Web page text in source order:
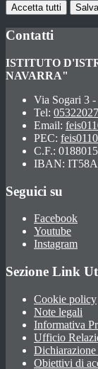
Accetta tutti
Contatti
ISTITUTO
NAVARRA"
Via Sogari 3 -
Tel:
Email:
PEC:
C.F.:
IBAN:
Seguici su
Facebook
Youtube
Instagram
Sezione Link
Cookie policy
Note legali
Informativa
Ufficio
Dichiarazione
Obiettivi di